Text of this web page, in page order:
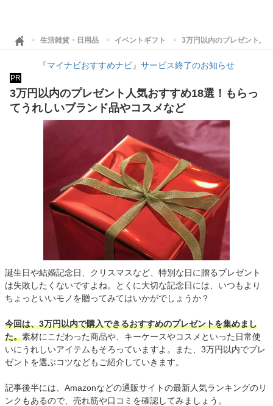
生活雑貨・日用品 イベントギフト 3万円以内のプレゼント人
『マイナビおすすめナビ』サービス終了のお知らせ
PR
3万円以内のプレゼント人気おすすめ18選！もらっ
てうれしいブランド品やコスメなど
誕生日や結婚記念日、クリスマスなど、特別な日に贈るプレゼント
は失敗したくないですよね。とくに大切な記念日には、いつもより
ちょっといいモノを贈ってみてはいかがでしょうか？
今回は、3万円以内で購入できるおすすめのプレゼントを集めまし
た。素材にこだわった商品や、キーケースやコスメといった日常使
いにうれしいアイテムもそろっていますよ。また、3万円以内でプレ
ゼントを選ぶコツなどもご紹介していきます。
記事後半には、Amazonなどの通販サイトの最新人気ランキングのリ
ンクもあるので、売れ筋や口コミを確認してみましょう。